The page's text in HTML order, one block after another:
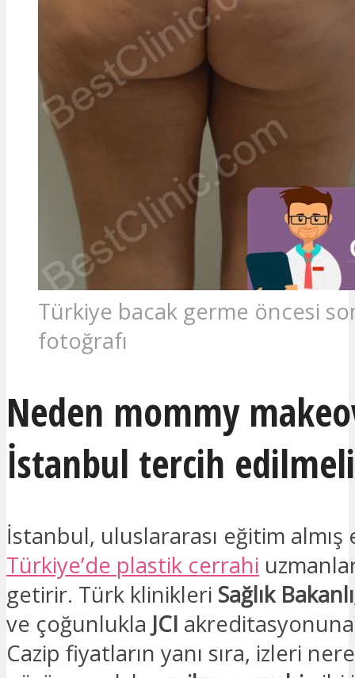
Türkiye bacak germe öncesi
fotoğrafı
Neden mommy
İstanbul tercih
İstanbul, uluslararası eğitim almış
Türkiye’de plastik cerrahi
getirir. Türk klinikleri Sağlık
ve çoğunlukla JCI
Cazip fiyatların yanı sıra, izleri